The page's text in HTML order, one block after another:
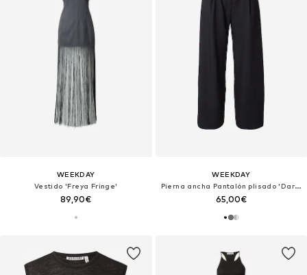
WEEKDAY
Vestido 'Freya Fringe'
89,90€
WEEKDAY
Pierna ancha Pantalón plisado 'Dara'
65,00€